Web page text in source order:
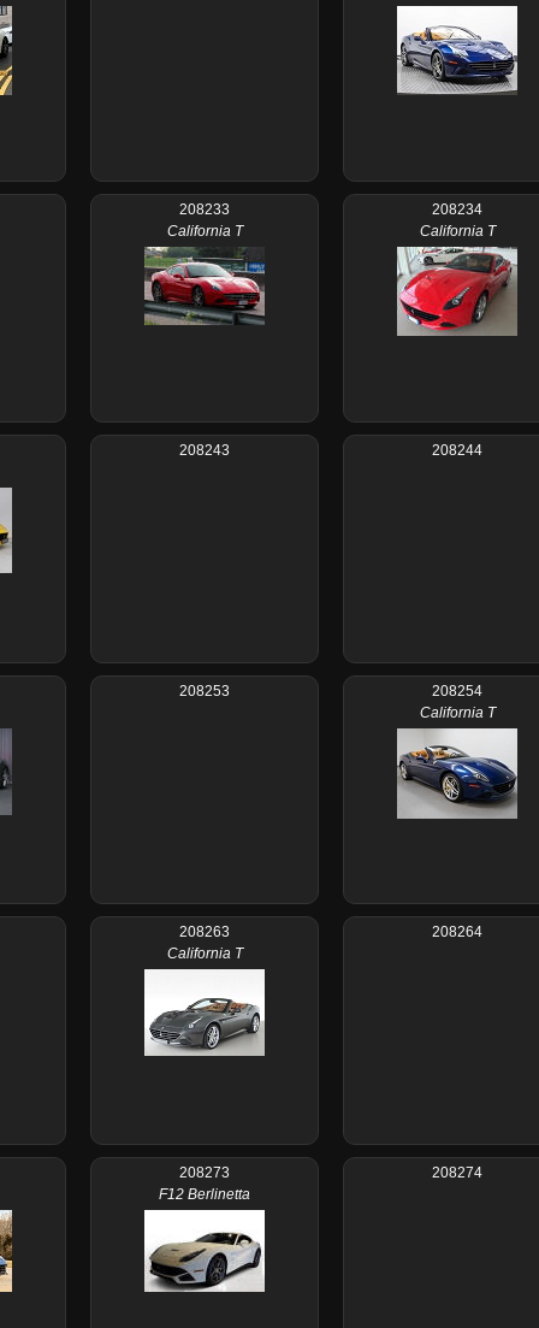
208233
California T
208234
California T
208243 208244
208253
208254
California T
208263
California T
208264
208273
F12 Berlinetta
208274